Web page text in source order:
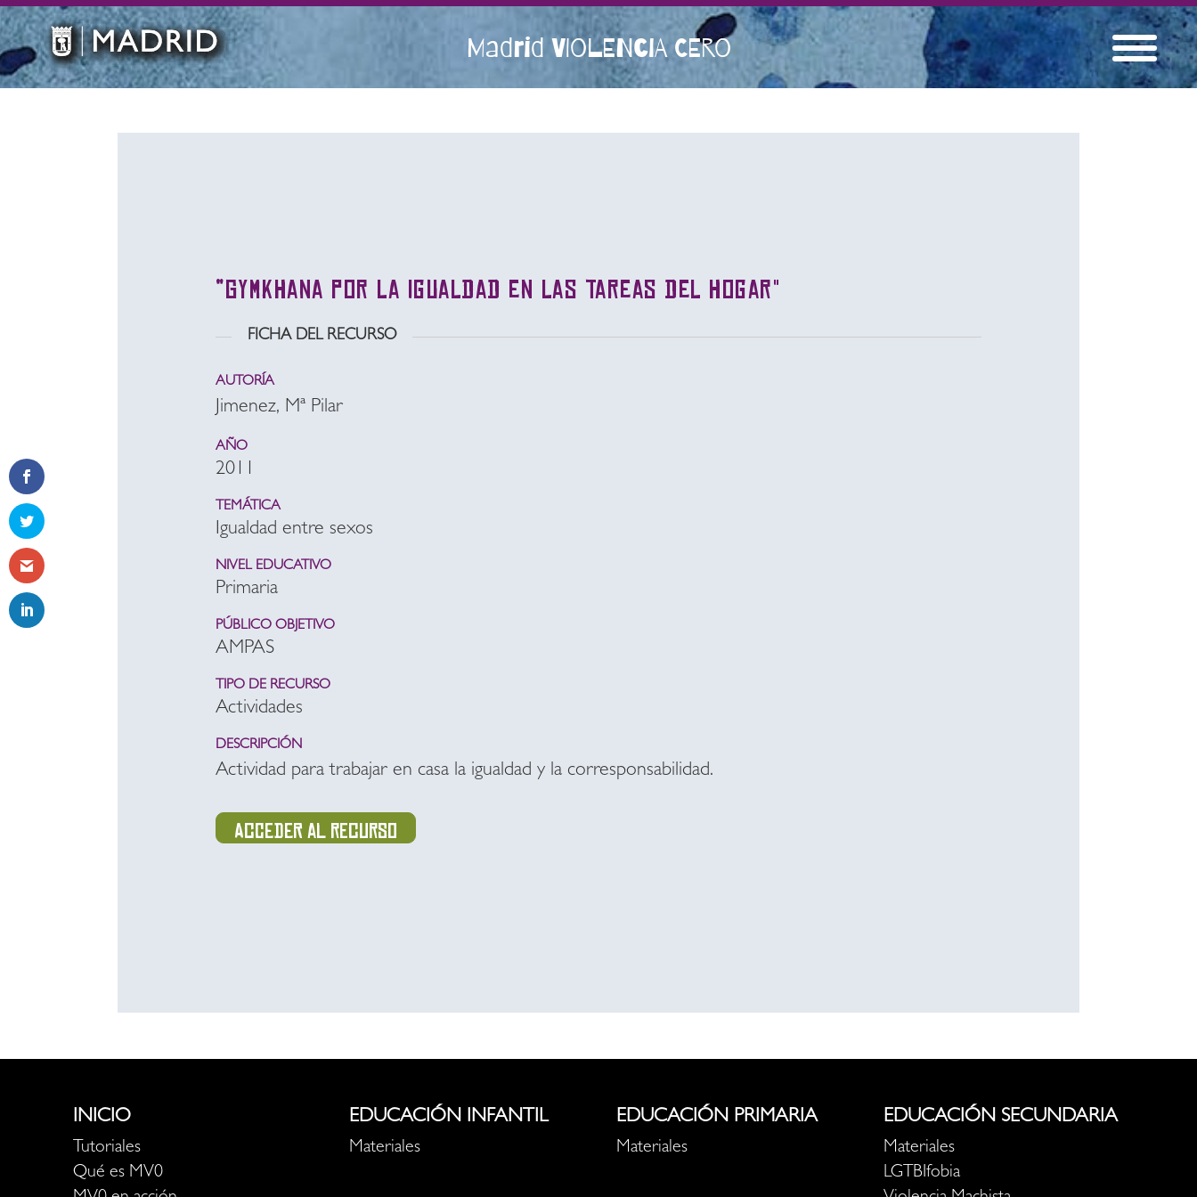
Madrid VIOLENCIA CERO
“Gymkhana por la igualdad en las tareas del hogar"
FICHA DEL RECURSO
AUTORÍA
Jimenez, Mª Pilar
AÑO
2011
TEMÁTICA
Igualdad entre sexos
NIVEL EDUCATIVO
Primaria
PÚBLICO OBJETIVO
AMPAS
TIPO DE RECURSO
Actividades
DESCRIPCIÓN
Actividad para trabajar en casa la igualdad y la corresponsabilidad.
Acceder al recurso
INICIO
Tutoriales
Qué es MV0
EDUCACIÓN INFANTIL
Materiales
EDUCACIÓN PRIMARIA
Materiales
EDUCACIÓN SECUNDARIA
Materiales
LGTBIfobia